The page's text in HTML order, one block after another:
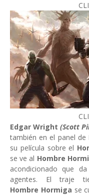
Edgar Wright (Scott
también en el panel de
su película sobre el
se ve al Hombre
acondicionado que
agentes. El traje
Hombre Hormiga se